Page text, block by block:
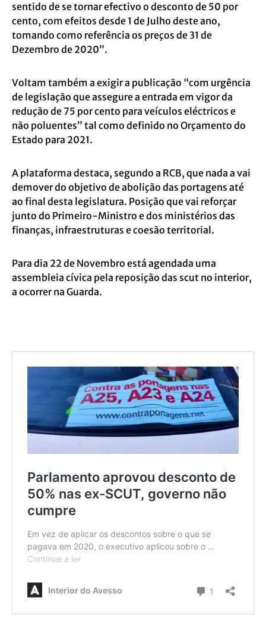
sentido de se tornar efectivo o desconto de 50 por
cento, com efeitos desde 1 de Julho deste ano,
tomando como referência os preços de 31 de
Dezembro de 2020”.
Voltam também a exigir a publicação “com urgência
de legislação que assegure a entrada em vigor da
redução de 75 por cento para veículos eléctricos e
não poluentes” tal como definido no Orçamento do
Estado para 2021.
A plataforma destaca, segundo a RCB, que nada a vai
demover do objetivo de abolição das portagens até
ao final desta legislatura. Posição que vai reforçar
junto do Primeiro-Ministro e dos ministérios das
finanças, infraestruturas e coesão territorial.
Para dia 22 de Novembro está agendada uma
assembleia cívica pela reposição das scut no interior,
a ocorrer na Guarda.